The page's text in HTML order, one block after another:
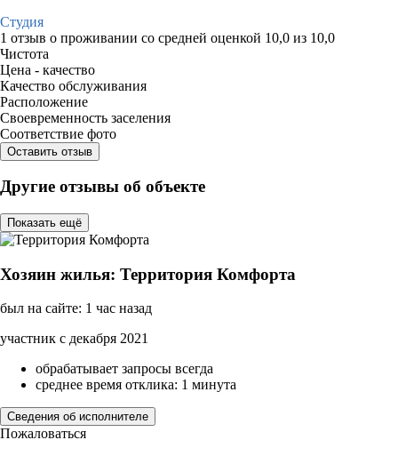
Студия
1 отзыв о проживании со средней оценкой 10,0 из 10,0
Чистота
Цена - качество
Качество обслуживания
Расположение
Своевременность заселения
Соответствие фото
Оставить отзыв
Другие отзывы об объекте
Показать ещё
Хозяин жилья: Территория Комфорта
был на сайте: 1 час назад
участник с декабря 2021
обрабатывает запросы всегда
среднее время отклика: 1 минута
Сведения об исполнителе
Пожаловаться